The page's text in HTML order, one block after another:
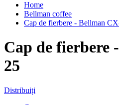
Home
Bellman coffee
Cap de fierbere - Bellman
Cap de fierbere
25
Distribuiți